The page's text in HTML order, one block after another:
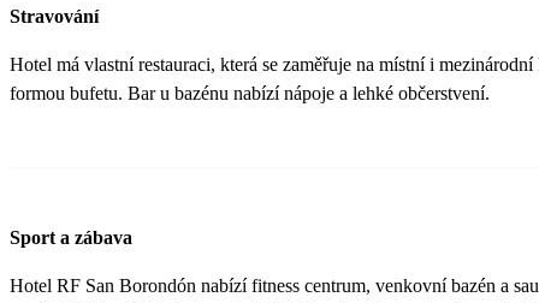
Stravování
Hotel má vlastní restauraci, která se zaměřuje na místní i
formou bufetu. Bar u bazénu nabízí nápoje a lehké občerstvení.
Sport a zábava
Hotel RF San Borondón nabízí fitness centrum, venkovní bazén a